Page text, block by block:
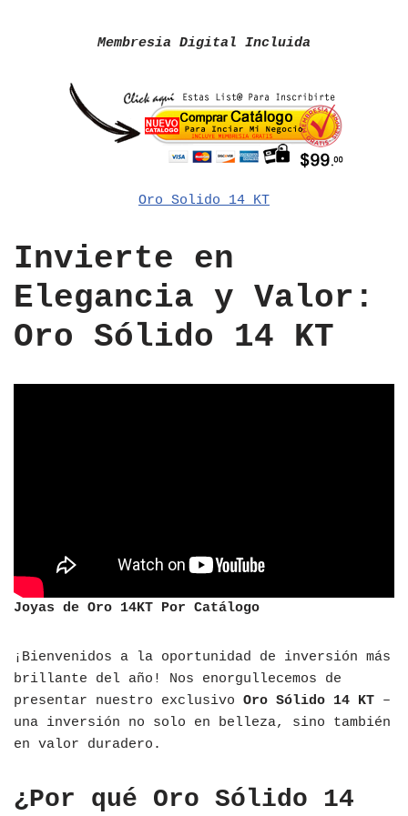
Membresia Digital Incluida
Oro Solido 14 KT
Invierte en
Elegancia y Valor:
Oro Sólido 14 KT
Joyas de Oro 14KT Por Catálogo
¡Bienvenidos a la oportunidad de inversión más
brillante del año! Nos enorgullecemos de
presentar nuestro exclusivo Oro Sólido 14 KT –
una inversión no solo en belleza, sino también
en valor duradero.
¿Por qué Oro Sólido 14